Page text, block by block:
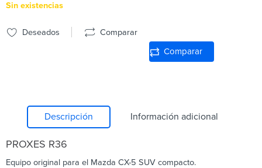
Sin existencias
Deseados Comparar
Comparar
Descripción Información adicional
PROXES R36
Equipo original para el Mazda CX-5 SUV compacto.